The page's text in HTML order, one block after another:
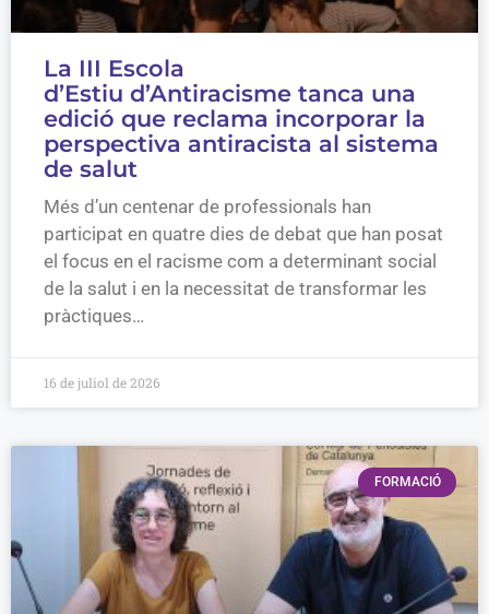
La III Escola
d’Estiu d’Antiracisme tanca una
edició que reclama incorporar la
perspectiva antiracista al sistema
de salut
Més d’un centenar de professionals han
participat en quatre dies de debat que han posat
el focus en el racisme com a determinant social
de la salut i en la necessitat de transformar les
pràctiques…
16 de juliol de 2026
FORMACIÓ